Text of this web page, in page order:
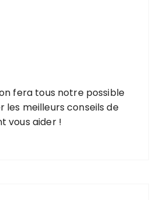
fera tous notre possible
les meilleurs conseils de
vous aider !